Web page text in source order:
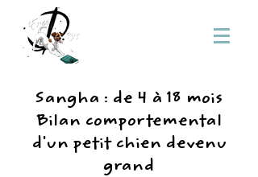
Sangha : de 4 à 18 mois
Bilan comportemental
d'un petit chien devenu
grand